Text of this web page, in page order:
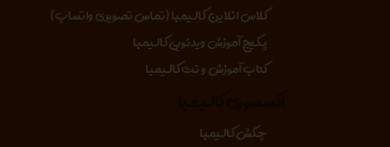
کلاس انلاین کالیمبا (تماس تصویری واتساپ)
پکیج آموزش ویدئویی کالیمبا
کتاب آموزش و نت کالیمبا
چکش کالیمبا